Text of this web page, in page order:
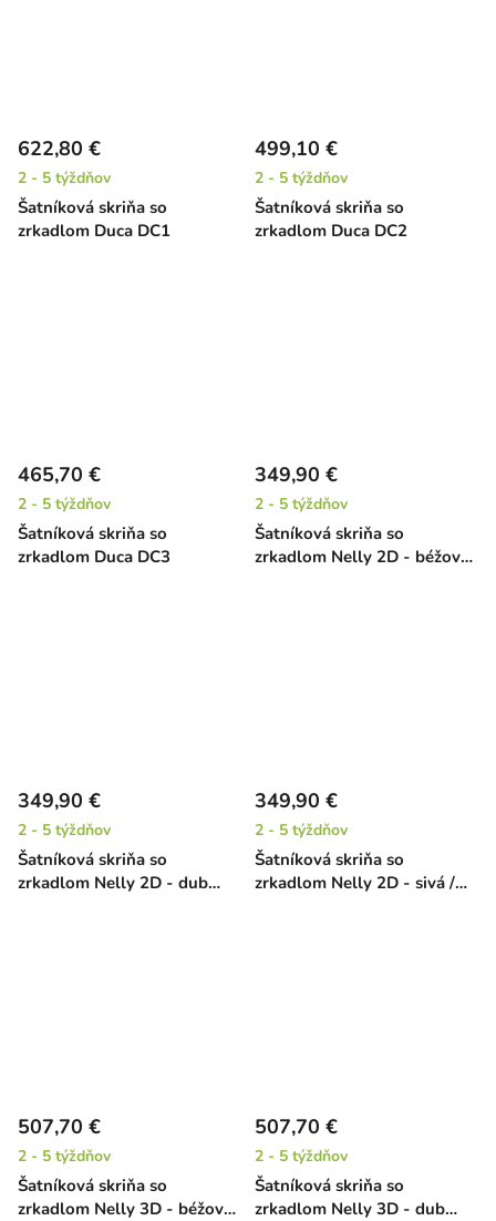
Šatníková skriňa so
zrkadlom Duca DC1
622,80 €
2 - 5 týždňov
Šatníková skriňa so
zrkadlom Duca DC2
499,10 €
2 - 5 týždňov
Šatníková skriňa so
zrkadlom Duca DC3
465,70 €
2 - 5 týždňov
Šatníková skriňa so
zrkadlom Nelly 2D - béžová
349,90 €
2 - 5 týždňov
Šatníková skriňa so
zrkadlom Nelly 2D - dub
349,90 €
2 - 5 týždňov
Šatníková skriňa so
zrkadlom Nelly 2D - sivá /
349,90 €
2 - 5 týždňov
Šatníková skriňa so
zrkadlom Nelly 3D - béžová
507,70 €
2 - 5 týždňov
Šatníková skriňa so
zrkadlom Nelly 3D - dub
507,70 €
2 - 5 týždňov